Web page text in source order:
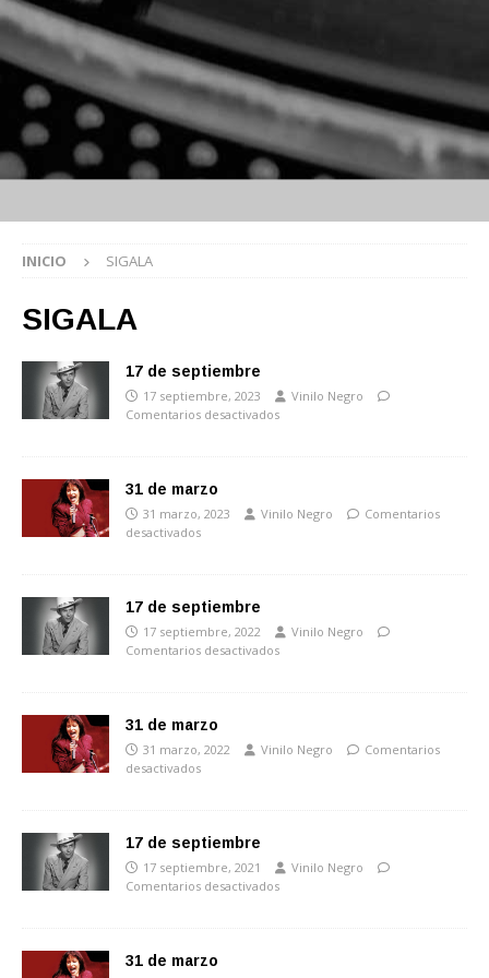
INICIO SIGALA
SIGALA
17 de septiembre
17 septiembre, 2023
Vinilo Negro
Comentarios desactivados
31 de marzo
31 marzo, 2023 Vinilo Negro
Comentarios
desactivados
17 de septiembre
17 septiembre, 2022
Vinilo Negro
Comentarios desactivados
31 de marzo
31 marzo, 2022 Vinilo Negro
Comentarios
desactivados
17 de septiembre
17 septiembre, 2021
Vinilo Negro
Comentarios desactivados
31 de marzo